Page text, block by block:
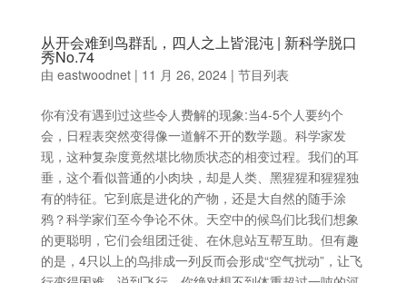
从开会难到鸟群乱，四人之上皆混沌 | 新科学脱口
秀No.74
由 eastwoodnet| 11 月 26, 2024| 节目列表
你有没有遇到过这些令人费解的现象:当4-5个人要约个
会，日程表突然变得像一道解不开的数学题。科学家发
现，这种复杂度竟然堪比物质状态的相变过程。我们的耳
垂，这个看似普通的小肉块，却是人类、黑猩猩和猩猩独
有的特征。它到底是进化的产物，还是大自然的随手涂
鸦？科学家们至今争论不休。天空中的候鸟们比我们想象
的更聪明，它们会组团迁徙、在休息站互帮互助。但有趣
的是，4只以上的鸟排成一列反而会形成“空气扰动”，让飞